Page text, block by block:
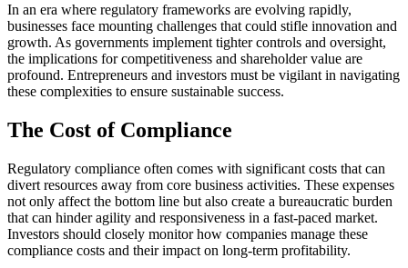
In an era where regulatory frameworks are evolving rapidly,
businesses face mounting challenges that could stifle innovation and
growth. As governments implement tighter controls and oversight,
the implications for competitiveness and shareholder value are
profound. Entrepreneurs and investors must be vigilant in navigating
these complexities to ensure sustainable success.
The Cost of Compliance
Regulatory compliance often comes with significant costs that can
divert resources away from core business activities. These expenses
not only affect the bottom line but also create a bureaucratic burden
that can hinder agility and responsiveness in a fast-paced market.
Investors should closely monitor how companies manage these
compliance costs and their impact on long-term profitability.